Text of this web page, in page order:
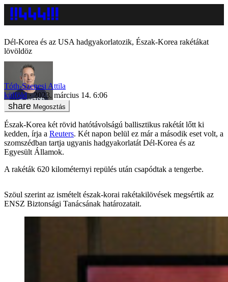
Dél-Korea és az USA hadgyakorlatozik, Észak-Korea rakétákat
lövöldöz
Tóth-Szenesi Attila
külföld
2023. március 14. 6:06
Megosztás
Észak-Korea két rövid hatótávolságú ballisztikus rakétát lőtt ki
kedden, írja a Reuters. Két napon belül ez már a második eset volt, a
szomszédban tartja ugyanis hadgyakorlatát Dél-Korea és az
Egyesült Államok.
A rakéták 620 kilométernyi repülés után csapódtak a tengerbe.
Szöul szerint az ismételt észak-korai rakétakilövések megsértik az
ENSZ Biztonsági Tanácsának határozatait.